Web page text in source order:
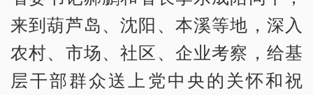
来到葫芦岛、沈阳、本溪等地，深入
农村、市场、社区、企业考察，给基
层干部群众送上党中央的关怀和祝